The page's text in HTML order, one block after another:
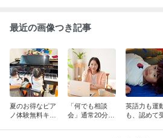
最近の画像つき記事
夏のお得なピア
ノ体験無料キャ
「何でも相談
会」通常20分
英語力も運
も、認めて